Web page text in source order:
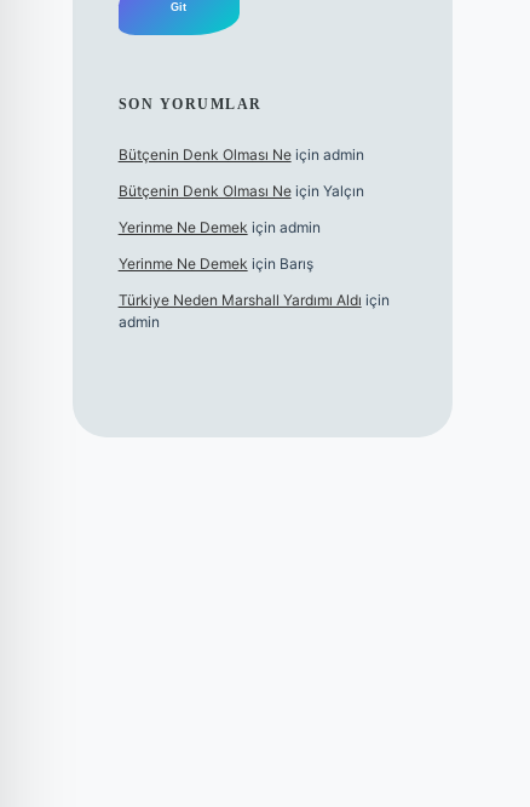
SON YORUMLAR
Bütçenin Denk Olması Neiçin admin
Bütçenin Denk Olması Neiçin Yalçın
Yerinme Ne Demek için admin
Yerinme Ne Demek için Barış
Türkiye Neden Marshall Yardımı Aldı için
admin